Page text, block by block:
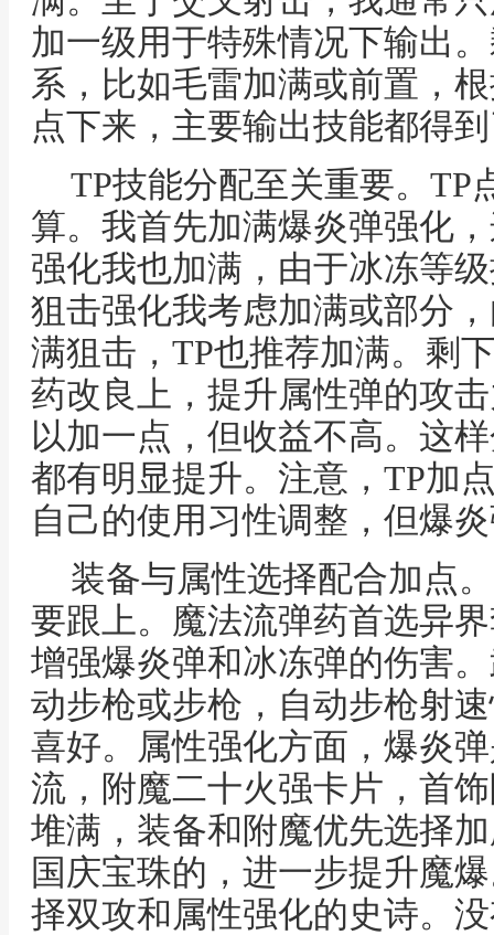
加一级用于特殊情况下输出
系，比如毛雷加满或前置，
点下来，主要输出技能都得
TP技能分配至关重要。TP
算。我首先加满爆炎弹强化
强化我也加满，由于冰冻等
狙击强化我考虑加满或部分
满狙击，TP也推荐加满。剩
药改良上，提升属性弹的攻
以加一点，但收益不高。这
都有明显提升。注意，TP加
自己的使用习性调整，但爆
装备与属性选择配合加点
要跟上。魔法流弹药首选异
增强爆炎弹和冰冻弹的伤害
动步枪或步枪，自动步枪射
喜好。属性强化方面，爆炎
流，附魔二十火强卡片，首
堆满，装备和附魔优先选择
国庆宝珠的，进一步提升魔
择双攻和属性强化的史诗。